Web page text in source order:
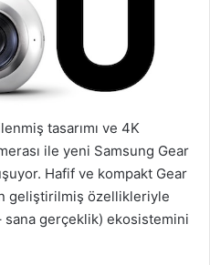
tasarımı ve 4K
ile yeni Samsung Gear
Hafif ve kompakt Gear
geliştirilmiş özellikleriyle
sana gerçeklik) ekosistemini